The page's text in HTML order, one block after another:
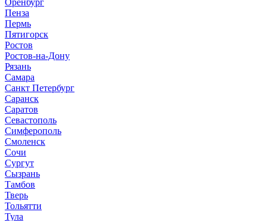
Оренбург
Пенза
Пермь
Пятигорск
Ростов
Ростов-на-Дону
Рязань
Самара
Санкт Петербург
Саранск
Саратов
Севастополь
Симферополь
Смоленск
Сочи
Сургут
Сызрань
Тамбов
Тверь
Тольятти
Тула